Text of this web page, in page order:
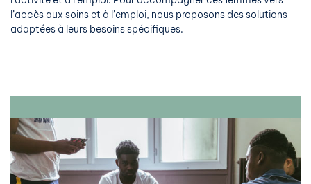
l’accès aux soins et à l’emploi, nous proposons des solutions
adaptées à leurs besoins spécifiques.